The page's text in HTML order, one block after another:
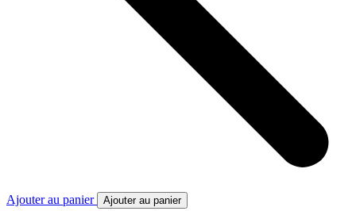
Ajouter au panier Ajouter au panier